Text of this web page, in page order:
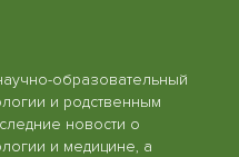
образовательный
и родственным
новости о
и медицине, а